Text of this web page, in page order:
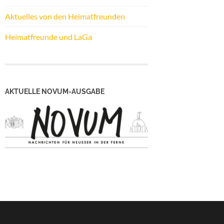
Aktuelles von den Heimatfreunden
Heimatfreunde und LaGa
AKTUELLE NOVUM-AUSGABE